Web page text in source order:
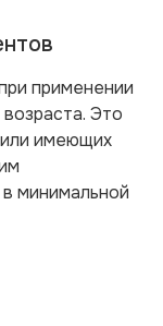
применении
Это
имеющих
минимальной